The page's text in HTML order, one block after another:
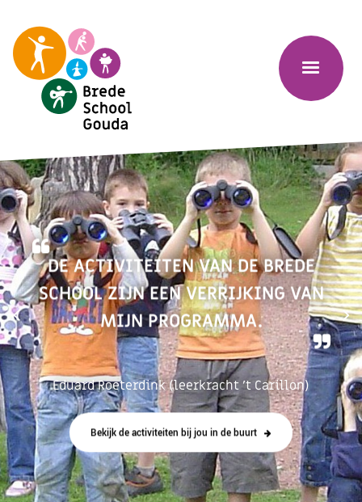
Slideshow
DE ACTIVITEITEN VAN DE BREDE
SCHOOL ZIJN EEN VERRIJKING VAN
MIJN PROGRAMMA.
Eduard Roeterdink (leerkracht 't Carillon)
Bekijk de activiteiten bij jou in de buurt